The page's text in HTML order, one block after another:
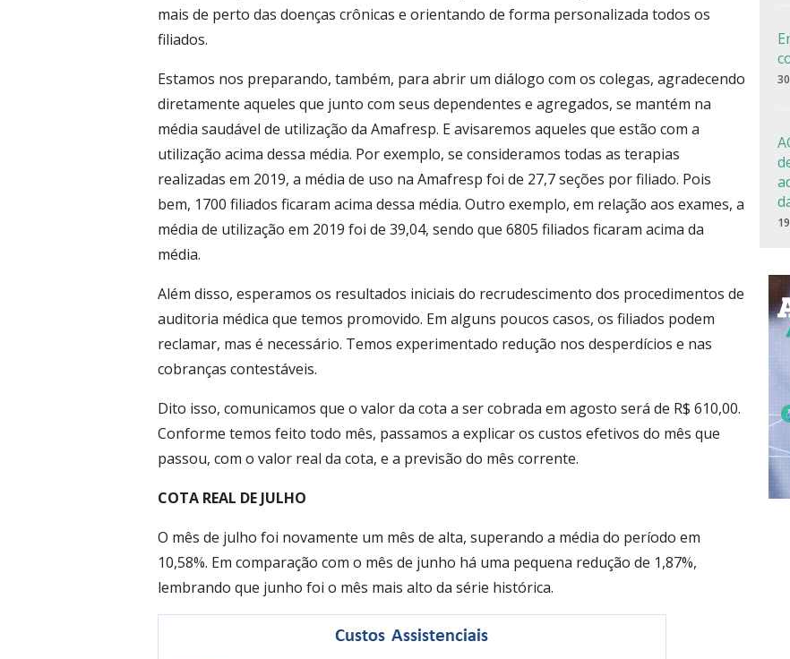
mais de perto das doenças crônicas e orientando de forma personalizada todos os
filiados.
Estamos nos preparando, também, para abrir um diálogo com os colegas, agradecendo
diretamente aqueles que junto com seus dependentes e agregados, se mantém na
média saudável de utilização da Amafresp. E avisaremos aqueles que estão com a
utilização acima dessa média. Por exemplo, se consideramos todas as terapias
realizadas em 2019, a média de uso na Amafresp foi de 27,7 seções por filiado. Pois
bem, 1700 filiados ficaram acima dessa média. Outro exemplo, em relação aos exames, a
média de utilização em 2019 foi de 39,04, sendo que 6805 filiados ficaram acima da
média.
Além disso, esperamos os resultados iniciais do recrudescimento dos procedimentos de
auditoria médica que temos promovido. Em alguns poucos casos, os filiados podem
reclamar, mas é necessário. Temos experimentado redução nos desperdícios e nas
cobranças contestáveis.
Dito isso, comunicamos que o valor da cota a ser cobrada em agosto será de R$ 610,00.
Conforme temos feito todo mês, passamos a explicar os custos efetivos do mês que
passou, com o valor real da cota, e a previsão do mês corrente.
COTA REAL DE JULHO
O mês de julho foi novamente um mês de alta, superando a média do período em
10,58%. Em comparação com o mês de junho há uma pequena redução de 1,87%,
lembrando que junho foi o mês mais alto da série histórica.